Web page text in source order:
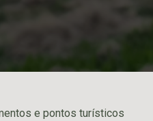
e pontos turísticos